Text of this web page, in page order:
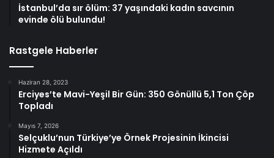
İstanbul’da sır ölüm: 37 yaşındaki kadın savcının
evinde ölü bulundu!
Rastgele Haberler
Haziran 28, 2023
Erciyes’te Mavi-Yeşil Bir Gün: 350 Gönüllü 5,1 Ton Çöp
Topladı
Mayıs 7, 2026
Selçuklu’nun Türkiye’ye Örnek Projesinin İkincisi
Hizmete Açıldı